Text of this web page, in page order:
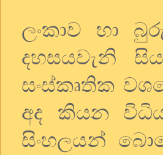
ලංකාව හා
දහසයවැනි
සංස්කෘතික
අද කියන
සිංහලයන්